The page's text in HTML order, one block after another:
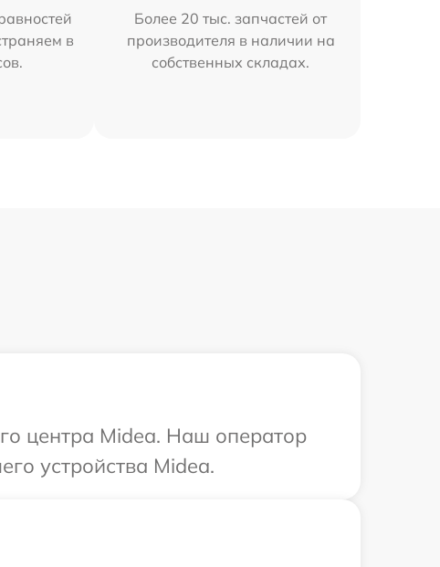
в
Более 20 тыс. запчастей от
производителя в наличии на
собственных складах.
центра Midea. Наш оператор
устройства Midea.